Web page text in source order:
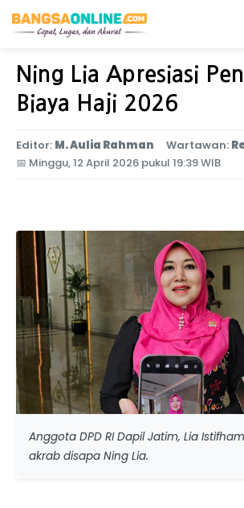
Home Nasional
Ning Lia Apresiasi
Biaya Haji 2026
Editor: M. Aulia Rahman Wartawan:
📅 Minggu, 12 April 2026 pukul 19:39 WIB
Anggota DPD RI Dapil Jatim, Lia
akrab disapa Ning Lia.